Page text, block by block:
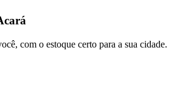
com o estoque certo para a sua cidade.